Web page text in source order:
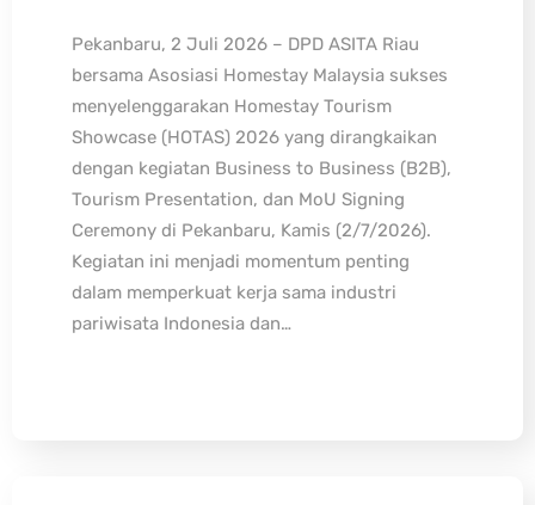
Pekanbaru, 2 Juli 2026 – DPD ASITA Riau
bersama Asosiasi Homestay Malaysia sukses
menyelenggarakan Homestay Tourism
Showcase (HOTAS) 2026 yang dirangkaikan
dengan kegiatan Business to Business (B2B),
Tourism Presentation, dan MoU Signing
Ceremony di Pekanbaru, Kamis (2/7/2026).
Kegiatan ini menjadi momentum penting
dalam memperkuat kerja sama industri
pariwisata Indonesia dan…